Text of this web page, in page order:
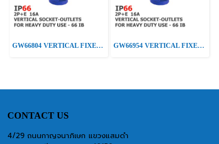
GW66804 VERTICAL FIXED INTERLOCKED SOCKET OUTLET - WITHOUT BOTTOM - FOR HEAVY-DUTY USE - WITH FUSE-HOLDER BASE - 2P+E 16A 200-250V-50/60HZ 6H - IP66 GW66954 VERTICAL FIXED INTERLOCKED SOCKET OUTLET - WITH BOTTOM - WITH FUSE-HOLDER BASE - 2P+E 16A 200-250V-50/60HZ 6H - IP66
CONTACT US
4/29 ถนนกาญจนาภิเษก แขวงแสมดำ